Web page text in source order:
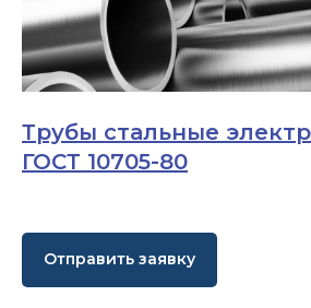
Трубы стальные
ГОСТ 10705-80
Отправить заявку